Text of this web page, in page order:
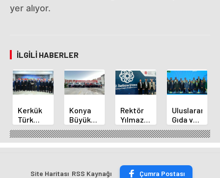
yer alıyor.
İLGILI HABERLER
Kerkük
Türk
Dünyası
Belediyeler
Birliği
Konya
Büyükşehir'den
Alanya
Yangınına
Destek
Rektör
Yılmaz
ve
Akademisyenler
2.
Şurasında
Uluslararası
Gıda ve
İnovasyon
Forumu
Selçuklu'da
Site Haritası RSS Kaynağı
Çumra Postası